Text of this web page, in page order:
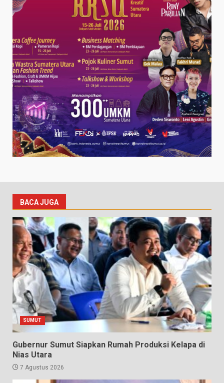
BACA JUGA
SUMUT
Gubernur Sumut Siapkan Rumah Produksi Kelapa di
Nias Utara
7 Agustus 2026